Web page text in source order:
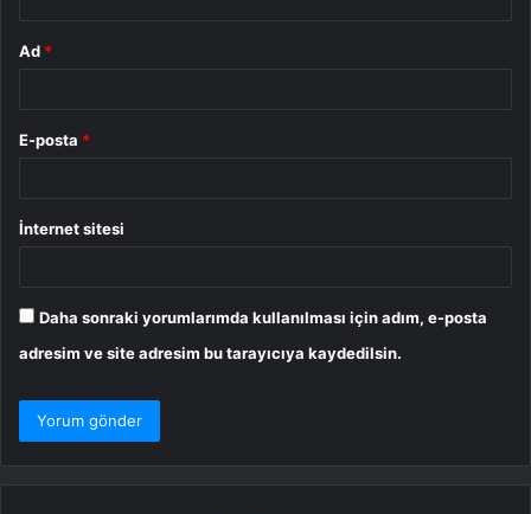
Ad *
E-posta *
İnternet sitesi
Daha sonraki yorumlarımda kullanılması için adım, e-posta
adresim ve site adresim bu tarayıcıya kaydedilsin.